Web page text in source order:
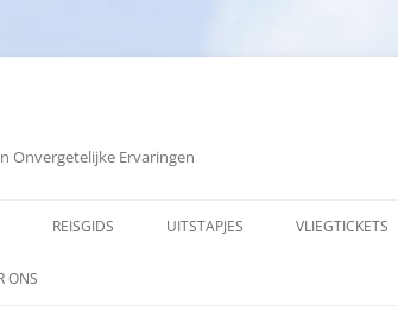
Onvergetelijke Ervaringen
REISGIDS UITSTAPJES VLIEGTICKETS
ONS